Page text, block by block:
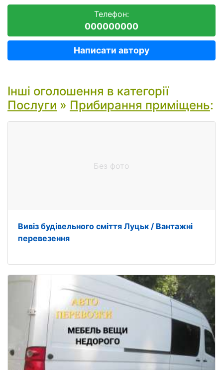
Телефон:
000000000
Написати автору
Інші оголошення в категорії
Послуги » Прибирання приміщень:
Без фото
Вивіз будівельного сміття Луцьк / Вантажні
перевезення